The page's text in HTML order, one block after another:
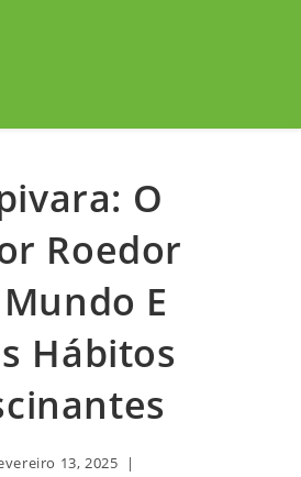
O
Roedor
E
Hábitos
13, 2025